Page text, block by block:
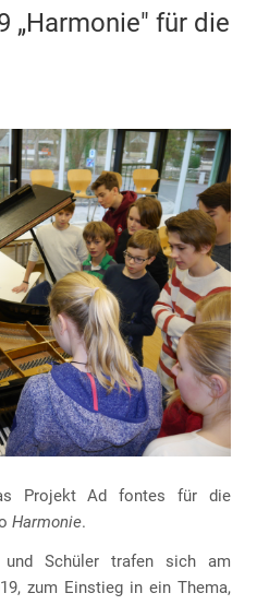
„Harmonie" für die
Projekt Ad fontes für die
Harmonie.
und Schüler trafen sich am
zum Einstieg in ein Thema,